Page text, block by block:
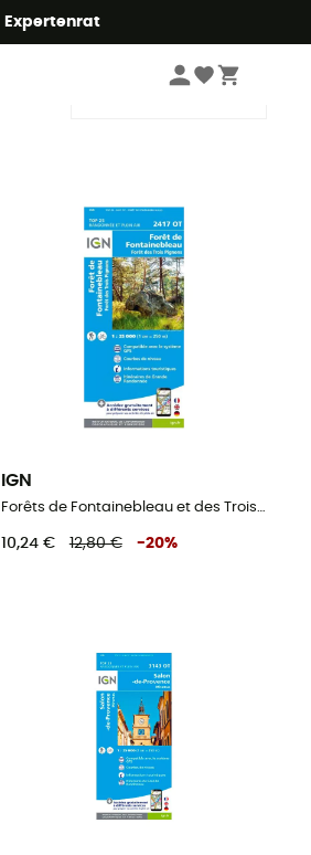
Expertenrat
IGN
Forêts de Fontainebleau et des Trois Pignons
10,24 € 12,80 € -20%